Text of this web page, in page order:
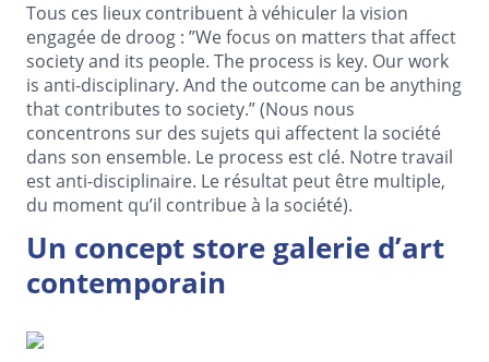
Tous ces lieux contribuent à véhiculer la vision
engagée de droog : ”We focus on matters that affect
society and its people. The process is key. Our work
is anti-disciplinary. And the outcome can be anything
that contributes to society.” (Nous nous
concentrons sur des sujets qui affectent la société
dans son ensemble. Le process est clé. Notre travail
est anti-disciplinaire. Le résultat peut être multiple,
du moment qu’il contribue à la société).
Un concept store galerie d’art
contemporain